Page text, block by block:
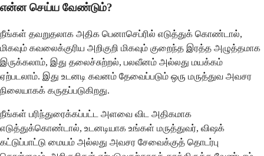
என்ன செய்ய வேண்டும்?
நீங்கள் தவறுதலாக அதிக பெனாசெப்ரில் எடுத்துக் கொண்டால்,
மிகவும் கவலைக்குரிய அறிகுறி மிகவும் குறைந்த இரத்த அழுத்தமாக
இருக்கலாம், இது தலைச்சுற்றல், பலவீனம் அல்லது மயக்கம்
ஏற்படலாம். இது உடனடி கவனம் தேவைப்படும் ஒரு மருத்துவ அவசர
நிலையாகக் கருதப்படுகிறது.
நீங்கள் பரிந்துரைக்கப்பட்ட அளவை விட அதிகமாக
எடுத்துக்கொண்டால், உடனடியாக உங்கள் மருத்துவர், விஷக்
கட்டுப்பாட்டு மையம் அல்லது அவசர சேவைக்குத் தொடர்பு